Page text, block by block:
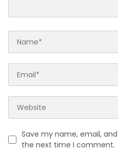
Save my name, email,
the next time I comment.